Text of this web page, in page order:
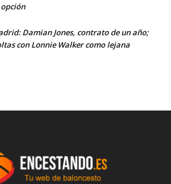
Damian Jones, contrato de un año;
con Lonnie Walker como lejana